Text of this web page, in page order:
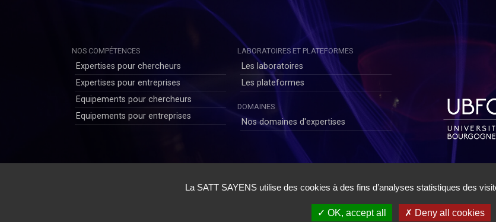
NOS COMPÉTENCES
Expertises pour chercheurs
Expertises pour entreprises
Equipements pour chercheurs
Equipements pour entreprises
LABORATOIRES ET PLATEFORMES
Les laboratoires
Les plateformes
DOMAINES
Nos domaines d'expertises
Politique de Confidentialité Utilisateurs|Politique de Confidentialité Chercheurs|Conditions
✓ OK, accept all ✗ Deny all cookies